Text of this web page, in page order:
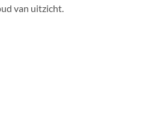
van uitzicht.